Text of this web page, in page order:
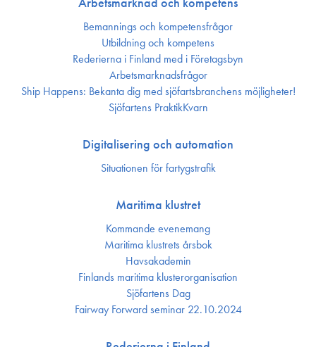
Bemannings och kompetens­frågor
Utbildning och kompetens
Rederierna i Finland med i Företagsbyn
Arbetsmarknadsfrågor
Ship Happens: Bekanta dig med sjöfartsbranchens möjligheter!
Sjöfartens PraktikKvarn
Digitalisering och automation
Situationen för fartygstrafik
Maritima klustret
Kommande evenemang
Maritima klustrets årsbok
Havsakademin
Finlands maritima kluster­organisation
Sjöfartens Dag
Fairway Forward seminar 22.10.2024